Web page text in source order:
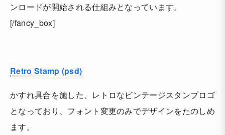
ンロードが開始される仕組みとなっています。
[/fancy_box]
Retro Stamp (psd)
かすれ具合を施した、レトロなビンテージスタンプロゴ
となっており、フォント変更のみでデザインをたのしめ
ます。